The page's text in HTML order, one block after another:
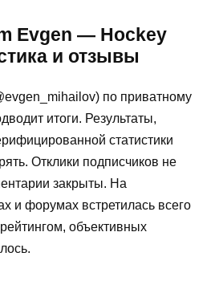
Evgen — Hockey
и отзывы
по приватному
итоги. Результаты,
статистики
Отклики подписчиков не
закрыты. На
и форумах встретилась всего
объективных